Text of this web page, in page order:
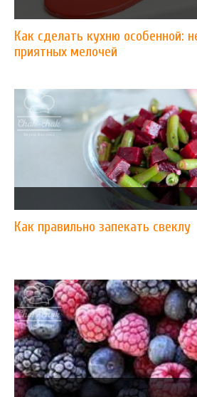
Как сделать кухню особенной:
приятных мелочей
Как правильно запекать свеклу